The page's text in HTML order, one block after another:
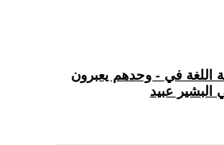
اللغة في - وحدهم يعبرون
البشير عبيد